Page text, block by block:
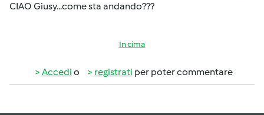
CIAO Giusy...come sta andando???
In cima
Accedi o registrati per poter commentare